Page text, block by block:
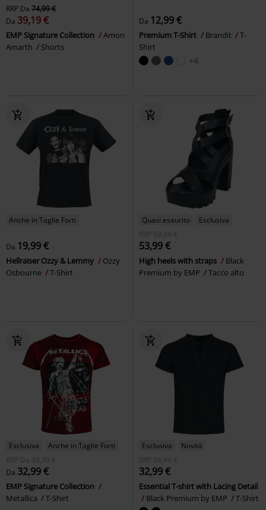
RRP Da 74,99 €
Da 39,19 €
EMP Signature Collection
Amon
Amarth
Shorts
Da 12,99 €
Premium T-Shirt Brandit
T-
Shirt
+4
Anche in Taglie Forti
Da 19,99 €
Hellraiser Ozzy & Lemmy
Ozzy
Osbourne
T-Shirt
Quasi esaurito
Esclusiva
RRP
59,99 €
53,99 €
High heels with straps
Black
Premium by EMP
Tacco alto
Esclusiva
Anche in Taglie Forti
RRP
Da
39,99 €
Da 32,99 €
EMP Signature Collection
Metallica
T-Shirt
Esclusiva
Novità
RRP
34,99 €
32,99 €
Essential T-shirt with Lacing Detail
Black Premium by EMP
T-Shirt